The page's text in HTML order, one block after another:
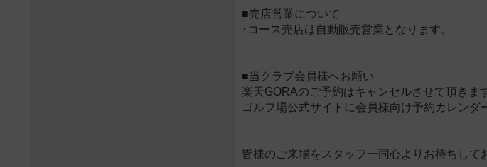
■売店営業について
･コース売店は自動販売営業となります。
■当クラブ会員様へお願い
楽天GORAのご予約はキャンセルさせて頂きま
ゴルフ場公式サイトに会員様向け予約カレンダ
皆様のご来場をスタッフ一同心よりお待ちして